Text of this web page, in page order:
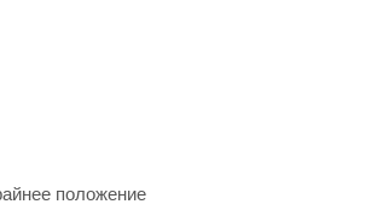
положение